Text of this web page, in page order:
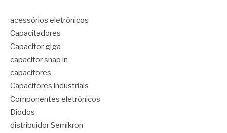
acessórios eletrônicos
Capacitadores
Capacitor giga
capacitor snap in
capacitores
Capacitores industriais
Componentes eletrônicos
Diodos
distribuidor Semikron